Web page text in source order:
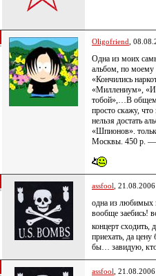
Oligofriend ,
Одна из моих
альбом, по
«Кончились
«Миллениум»,
тобой»,…В общем,
просто скажу,
нельзя достать
«Шпионов». тольк
Москвы. 450 р. —
assfool ,
одна из любимых
вообще заебись!
концерт сходить,
приехать, да
бы… завидую, кто
assfool ,